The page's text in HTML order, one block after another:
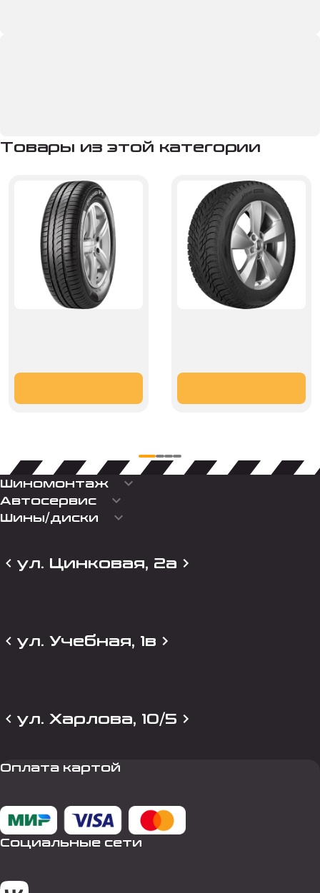
Товары из этой категории
Шиномонтаж keyboard_arrow_down
Автосервис keyboard_arrow_down
Шины/диски keyboard_arrow_down
ул. Цинковая, 2а
ул. Учебная, 1в
ул. Харлова, 10/5
Оплата картой
Социальные сети